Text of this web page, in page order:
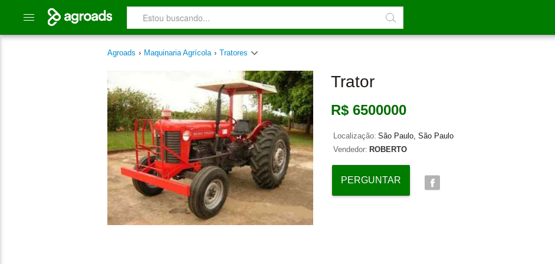
Agroads › Maquinaria Agrícola › Tratores
Trator
R$ 6500000
Localização: São Paulo, São Paulo
Vendedor: ROBERTO
PERGUNTAR